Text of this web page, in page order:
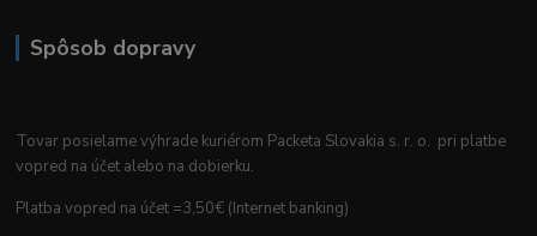
Spôsob dopravy
Tovar posielame výhrade kuriérom Packeta Slovakia s. r. o. pri platbe
vopred na účet alebo na dobierku.
Platba vopred na účet =3,50€ (Internet banking)